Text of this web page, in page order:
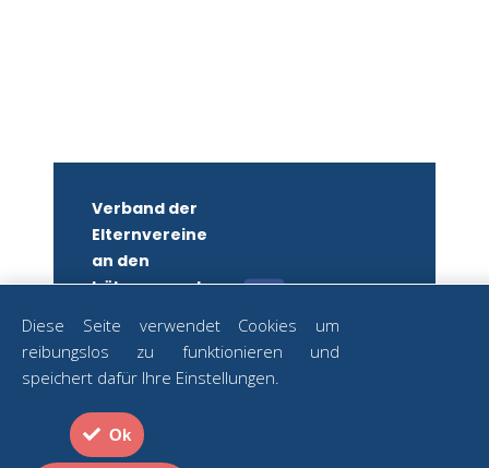
Verband der
Elternvereine
an den
höheren und
582879250
Strozzigasse
Diese Seite verwendet Cookies um
reibungslos zu funktionieren und
speichert dafür Ihre Einstellungen.
Ok